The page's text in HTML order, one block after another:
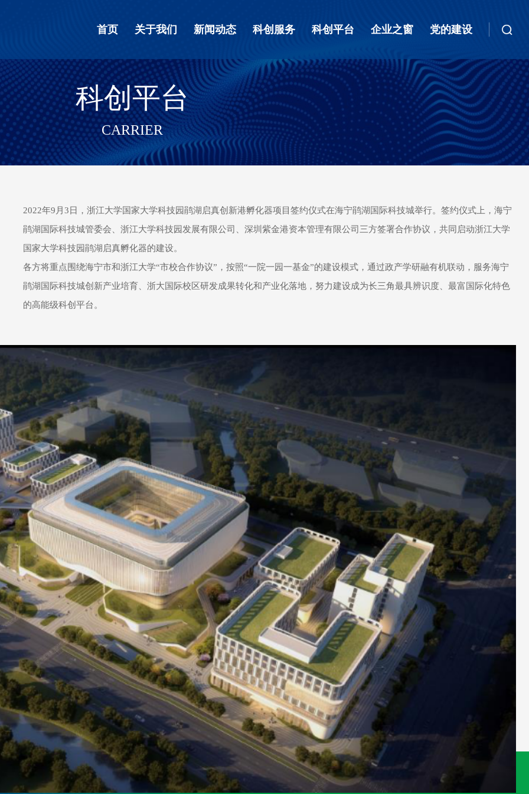
首页 关于我们 新闻动态 科创服务 科创平台 企业之窗 党的建设
科创平台
CARRIER
2022年9月3日，浙江大学国家大学科技园鹃湖启真创新港孵化器项目签约仪式在海宁鹃湖国际科技城举行。签约仪式上，海宁
鹃湖国际科技城管委会、浙江大学科技园发展有限公司、深圳紫金港资本管理有限公司三方签署合作协议，共同启动浙江大学
国家大学科技园鹃湖启真孵化器的建设。
各方将重点围绕海宁市和浙江大学“市校合作协议”，按照“一院一园一基金”的建设模式，通过政产学研融有机联动，服务海宁
鹃湖国际科技城创新产业培育、浙大国际校区研发成果转化和产业化落地，努力建设成为长三角最具辨识度、最富国际化特色
的高能级科创平台。